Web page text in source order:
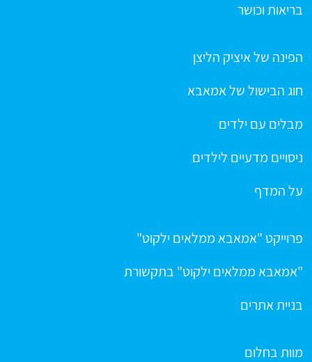
בריאות וכושר
הפינה של איציק הליצן
חוג הבישול של אמאבא
מבלים עם ילדים
ניסויים מדעיים לילדים
על המדף
פרוייקט "אמאבא ממלאים ילקוט"
"אמאבא ממלאים ילקוט" בתקשורת
בניית אתרים
מוות בחלום